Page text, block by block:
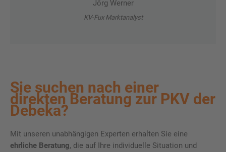
Jörg Werner
KV-Fux Marktanalyst
Sie suchen nach einer
direkten Beratung zur PKV der
Debeka?
Mit unseren unabhängigen Experten erhalten Sie eine
ehrliche Beratung, die auf Ihre individuelle Situation und